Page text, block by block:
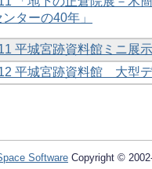
ンターの40年」
平城宮跡資料館ミニ展
平城宮跡資料館 大型
Software Copyright ©